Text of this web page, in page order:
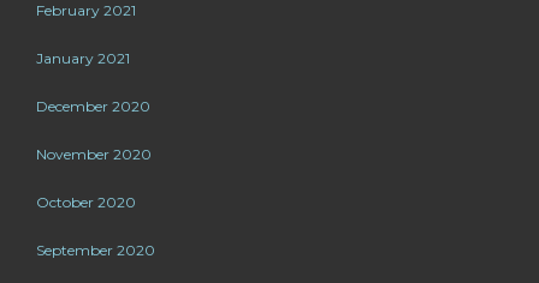
February 2021
January 2021
December 2020
November 2020
October 2020
September 2020